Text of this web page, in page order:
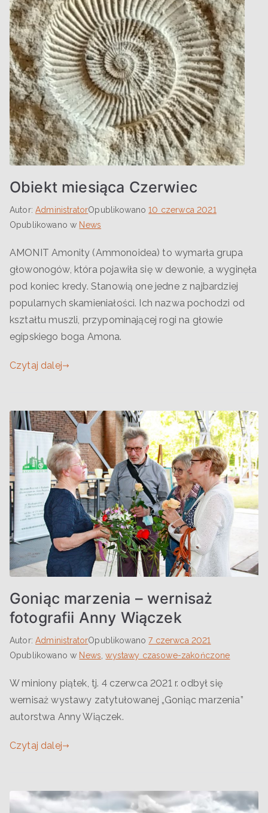
Obiekt miesiąca Czerwiec
Autor:AdministratorOpublikowano10 czerwca 2021
Opublikowano w News
AMONIT Amonity (Ammonoidea) to wymarła grupa
głowonogów, która pojawiła się w dewonie, a wyginęła
pod koniec kredy. Stanowią one jedne z najbardziej
popularnych skamieniałości. Ich nazwa pochodzi od
kształtu muszli, przypominającej rogi na głowie
egipskiego boga Amona.
Czytaj dalej
Goniąc marzenia – wernisaż
fotografii Anny Wiączek
Autor:AdministratorOpublikowano7 czerwca 2021
Opublikowano w News ,wystawy czasowe-zakończone
W miniony piątek, tj. 4 czerwca 2021 r. odbył się
wernisaż wystawy zatytułowanej „Goniąc marzenia”
autorstwa Anny Wiączek.
Czytaj dalej